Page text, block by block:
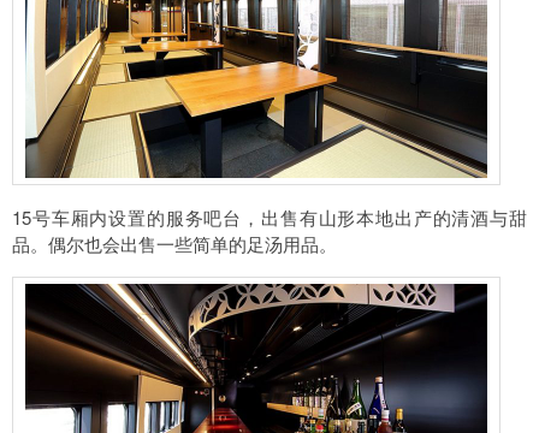
15号车厢内设置的服务吧台，出售有山形本地出产的清酒与甜
品。偶尔也会出售一些简单的足汤用品。